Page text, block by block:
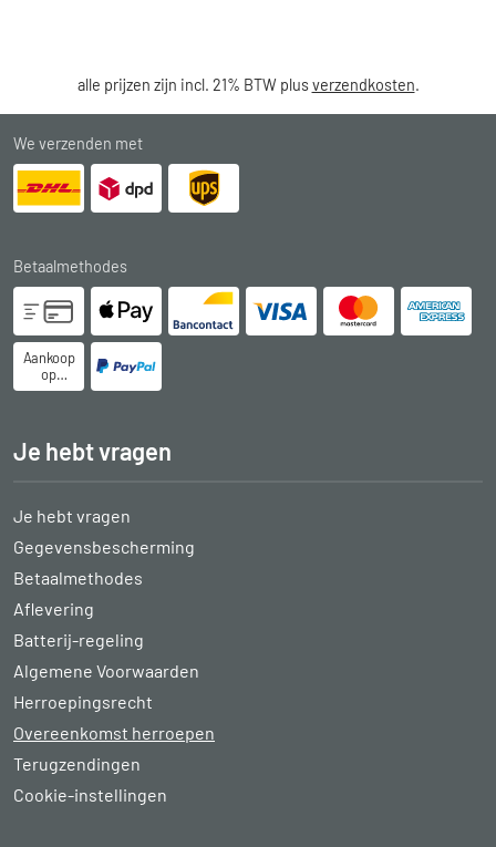
alle prijzen zijn incl. 21% BTW plusverzendkosten.
We verzenden met
Betaalmethodes
Aankoop
op
rekening
Je hebt vragen
Je hebt vragen
Gegevensbescherming
Betaalmethodes
Aflevering
Batterij-regeling
Algemene Voorwaarden
Herroepingsrecht
Overeenkomst herroepen
Terugzendingen
Cookie-instellingen